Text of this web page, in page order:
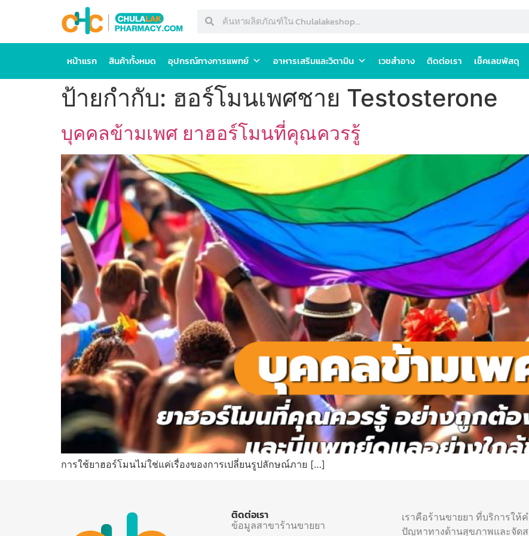
หน้าแรก สินค้าทั้งหมด อุปกรณ์ทางการแพทย์ อาหารเสริมและวิตามิน เวชสำอาง ติดต่อเรา เช็คเลขพัสดุ
ป้ายกำกับ: ฮอร์โมนเพศชาย Testosterone
บุคคลข้ามเพศ ยาฮอร์โมนที่คุณควรรู้
การใช้ยาฮอร์โมนไม่ใช่แค่เรื่องของการเปลี่ยนรูปลักษณ์ภาย […]
ติดต่อเรา
ข้อมูลสาขาร้านขายยา
เราคือร้านขายยา ที่บริการให้
ปัญหาทางด้านสุขภาพและจัด